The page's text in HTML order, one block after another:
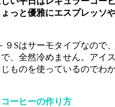
っと優雅にエスプレッソ
９Sはサーモタイプなので
、全然冷めません。アイ
ものを使っているのでわ
ーヒーの作り方